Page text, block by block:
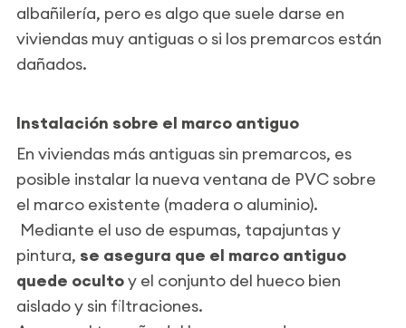
albañilería, pero es algo que suele darse en
viviendas muy antiguas o si los premarcos están
dañados.
Instalación sobre el marco antiguo
En viviendas más antiguas sin premarcos, es
posible instalar la nueva ventana de PVC sobre
el marco existente (madera o aluminio).
Mediante el uso de espumas, tapajuntas y
pintura, se asegura que el marco antiguo
quede ocultoy el conjunto del hueco bien
aislado y sin filtraciones.